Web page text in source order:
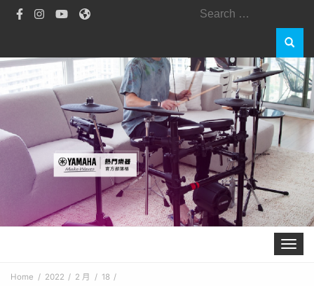
Toggle
Home 2022 2 月
18